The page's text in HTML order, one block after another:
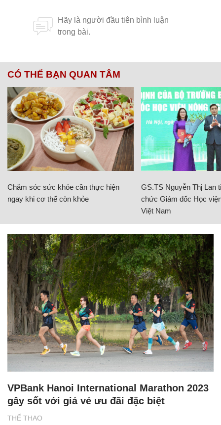
CÓ THỂ BẠN QUAN TÂM
Chăm sóc sức khỏe cần thực hiện
ngay khi cơ thể còn khỏe
GS.TS Nguyễn Thị Lan
chức Giám đốc Học
Việt Nam
THỂ THAO
VPBank Hanoi International Marathon 2023
gây sốt với giá vé ưu đãi đặc biệt